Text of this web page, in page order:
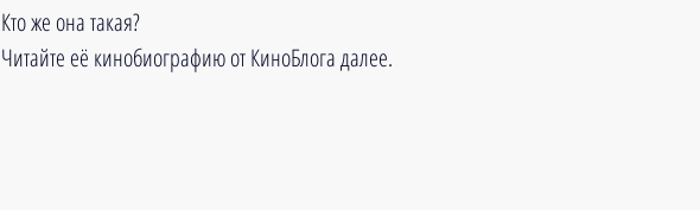
Кто же она такая?
Читайте её кинобиографию от КиноБлога далее.